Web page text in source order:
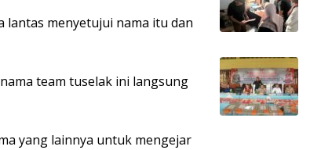
lantas menyetujui nama itu dan
team tuselak ini langsung
yang lainnya untuk mengejar